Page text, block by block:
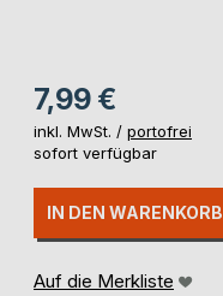
7,99 €
inkl. MwSt. / portofrei
sofort verfügbar
IN DEN WARENKORB
Auf die Merkliste